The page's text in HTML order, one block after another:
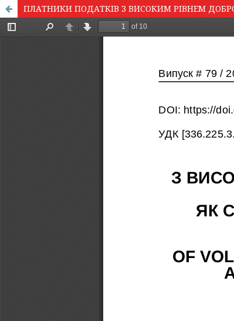
ПЛАТНИКИ ПОДАТКІВ З ВИСОКИМ РІВНЕМ